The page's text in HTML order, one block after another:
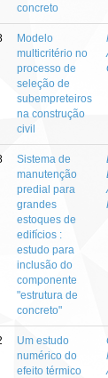
concreto
Modelo
multicritério no
processo de
seleção de
subempreteiros
na construção
civil
Sistema de
manutenção
predial para
grandes
estoques de
edifícios :
estudo para
inclusão do
componente
"estrutura de
concreto"
Um estudo
numérico do
efeito térmico